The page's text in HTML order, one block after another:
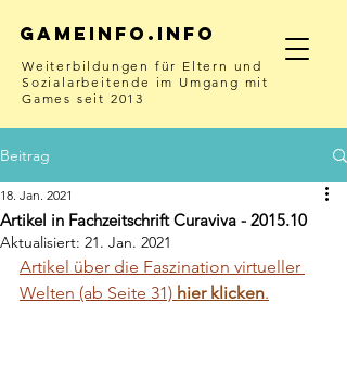
Gameinfo.info
Weiterbildungen für Eltern und
Sozialarbeitende im Umgang mit
Games seit 2013
Beitrag
Artikel in Fachzeitschrift Curaviva - 2015.10
18. Jan. 2021
Aktualisiert: 21. Jan. 2021
Artikel über die Faszination virtueller
Welten (ab Seite 31) hier klicken.